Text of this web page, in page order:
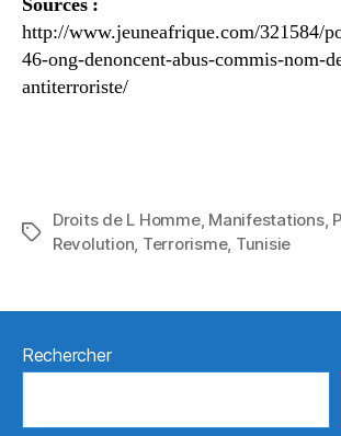
Sources :
http://www.jeuneafrique.com/321584/
46-ong-denoncent-abus-commis-nom-
antiterroriste/
Étiquettes
Droits de L Homme, Manifestations,
Revolution, Terrorisme, Tunisie
Rechercher